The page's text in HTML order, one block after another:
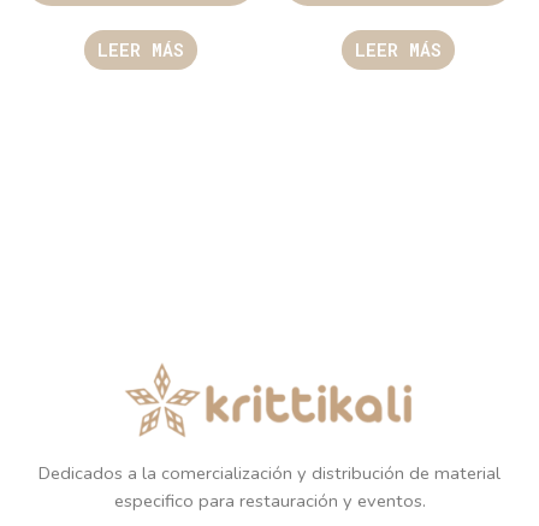
LEER MÁS LEER MÁS
Dedicados a la comercialización y distribución de material
especifico para restauración y eventos.